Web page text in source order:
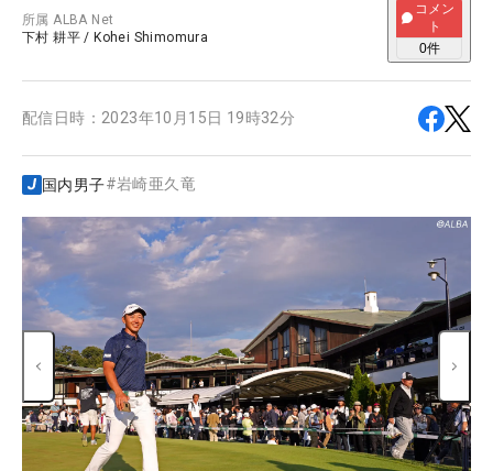
所属ALBA Net
下村 耕平 / Kohei Shimomura
コメン
ト
0件
配信日時： 2023年10月15日 19時32分
国内男子#岩崎亜久竜